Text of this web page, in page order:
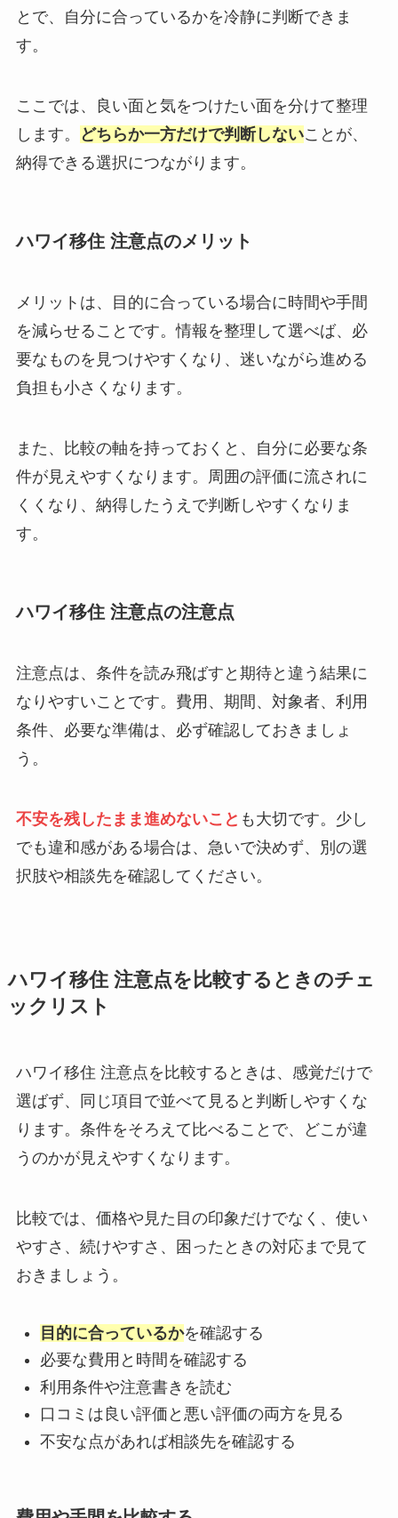
とで、自分に合っているかを冷静に判断できま
す。
ここでは、良い面と気をつけたい面を分けて整理
します。
どちらか一方だけで判断しないことが、
納得できる選択につながります。
ハワイ移住 注意点のメリット
メリットは、目的に合っている場合に時間や手間
を減らせることです。情報を整理して選べば、必
要なものを見つけやすくなり、迷いながら進める
負担も小さくなります。
また、比較の軸を持っておくと、自分に必要な条
件が見えやすくなります。周囲の評価に流されに
くくなり、納得したうえで判断しやすくなりま
す。
ハワイ移住 注意点の注意点
注意点は、条件を読み飛ばすと期待と違う結果に
なりやすいことです。費用、期間、対象者、利用
条件、必要な準備は、必ず確認しておきましょ
う。
不安を残したまま進めないこと も大切です。少し
でも違和感がある場合は、急いで決めず、別の選
択肢や相談先を確認してください。
ハワイ移住 注意点を比較するときのチェ
ックリスト
ハワイ移住 注意点を比較するときは、感覚だけで
選ばず、同じ項目で並べて見ると判断しやすくな
ります。条件をそろえて比べることで、どこが違
うのかが見えやすくなります。
比較では、価格や見た目の印象だけでなく、使い
やすさ、続けやすさ、困ったときの対応まで見て
おきましょう。
目的に合っているかを確認する
必要な費用と時間を確認する
利用条件や注意書きを読む
口コミは良い評価と悪い評価の両方を見る
不安な点があれば相談先を確認する